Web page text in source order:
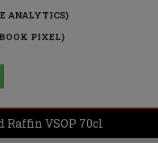
ANALYTICS)
PIXEL)
Raffin VSOP 70cl